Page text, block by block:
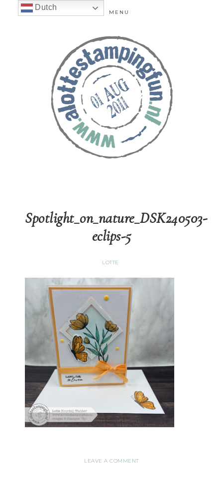
MENU
Spotlight_on_nature_DSK240503-
eclips-5
LOTTE
LEAVE A COMMENT
Dutch